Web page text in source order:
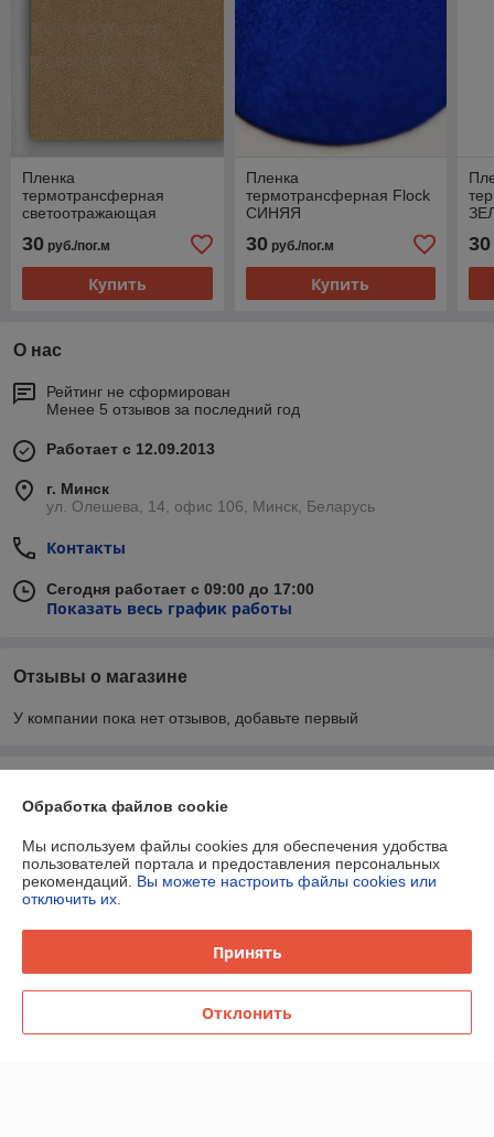
Пленка
термотрансферная
светоотражающая
30 руб./пог.м
Купить
Пленка
термотрансферная Flock
СИНЯЯ
30руб./пог.м
Купить
30
О нас
Рейтинг не сформирован
Менее 5 отзывов за последний год
Работает с 12.09.2013
г. Минск
ул. Олешева, 14, офис 106, Минск, Беларусь
Контакты
Сегодня работает с 09:00 до 17:00
Показать весь график работы
Отзывы о магазине
У компании пока нет отзывов, добавьте первый
Доставка и оплата
График работы
Полная версия сайта
Обработка файлов cookie
Мы используем файлы cookies для обеспечения удобства
пользователей портала и предоставления персональных
рекомендаций. Вы можете настроить файлы cookies или
отключить их.
Принять
Отклонить